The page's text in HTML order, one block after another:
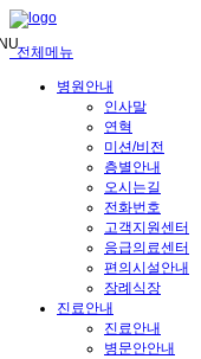
메
뉴
건
전체메뉴
병원안내
인사말
연혁
미션/비전
층별안내
오시는길
전화번호
고객지원센터
응급의료센터
편의시설안내
장례식장
진료안내
진료안내
병문안안내